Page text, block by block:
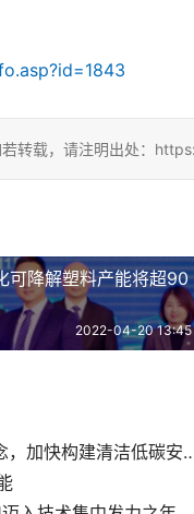
若转载，请注明出处：
可降解塑料产能将超90
2022-04-20 13:45
马永生：全面贯彻新发展理念，加